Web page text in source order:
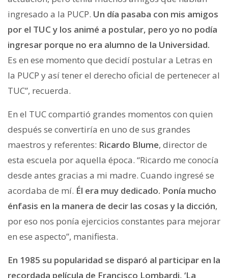
ingresado a la PUCP. Un día pasaba con mis amigos
por el TUC y los animé a postular, pero yo no podía
ingresar porque no era alumno de la Universidad.
Es en ese momento que decidí postular a Letras en
la PUCP y así tener el derecho oficial de pertenecer al
TUC”, recuerda.
En el TUC compartió grandes momentos con quien
después se convertiría en uno de sus grandes
maestros y referentes: Ricardo Blume, director de
esta escuela por aquella época. “Ricardo me conocía
desde antes gracias a mi madre. Cuando ingresé se
acordaba de mí. Él era muy dedicado. Ponía mucho
énfasis en la manera de decir las cosas y la dicción,
por eso nos ponía ejercicios constantes para mejorar
en ese aspecto”, manifiesta.
En 1985 su popularidad se disparó al participar en la
recordada película de Francisco Lombardi, ‘La